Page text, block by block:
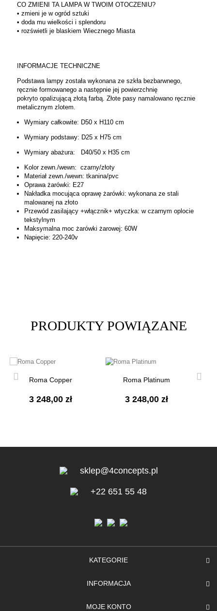
CO ZMIENI TA LAMPA W TWOIM OTOCZENIU?
• zmieni je w ogród sztuki
• doda mu wielkości i splendoru
• rozświetli je blaskiem Wiecznego Miasta
INFORMACJE TECHNICZNE
Podstawa lampy została wykonana ze szkła bezbarwnego,
ręcznie formowanego a następnie jej powierzchnię
pokryto opalizującą złotą farbą. Złote pasy namalowano ręcznie
metalicznym zlotem.
Wymiary całkowite: D50 x H110 cm
Wymiary podstawy: D25 x H75 cm
Wymiary abażura: D40/50 x H35 cm
Kolor zewn./wewn: czarny/złoty
Materiał zewn./wewn: tkanina/pvc
Oprawa żarówki: E27
Nakładka mocująca oprawę żarówki: wykonana ze stali
malowanej na złoto
Przewód zasilający +włącznik+ wtyczka: w czarnym oplocie
tekstylnym
Maksymalna moc żarówki żarowej: 60W
Napięcie: 220-240v
PRODUKTY POWIĄZANE
Roma Copper
3 248,00 zł
Roma Platinum
3 248,00 zł
sklep@4concepts.pl
+22 651 55 48
KATEGORIE
INFORMACJA
MOJE KONTO